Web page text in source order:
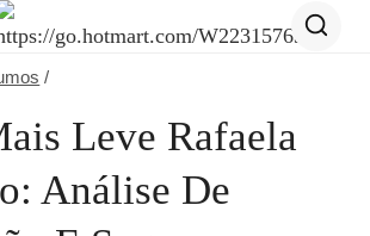
/
Leve Rafaela
Análise De